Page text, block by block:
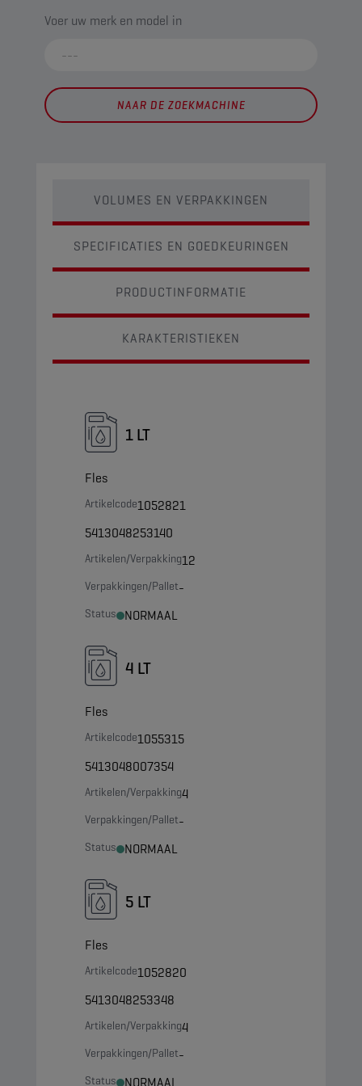
Voer uw merk en model in
NAAR DE ZOEKMACHINE
VOLUMES EN VERPAKKINGEN
SPECIFICATIES EN GOEDKEURINGEN
PRODUCTINFORMATIE
KARAKTERISTIEKEN
1 LT
Fles
Artikelcode1052821
5413048253140
Artikelen/Verpakking12
Verpakkingen/Pallet-
Status NORMAAL
4 LT
Fles
Artikelcode1055315
5413048007354
Artikelen/Verpakking4
Verpakkingen/Pallet-
Status NORMAAL
5 LT
Fles
Artikelcode1052820
5413048253348
Artikelen/Verpakking4
Verpakkingen/Pallet-
Status NORMAAL